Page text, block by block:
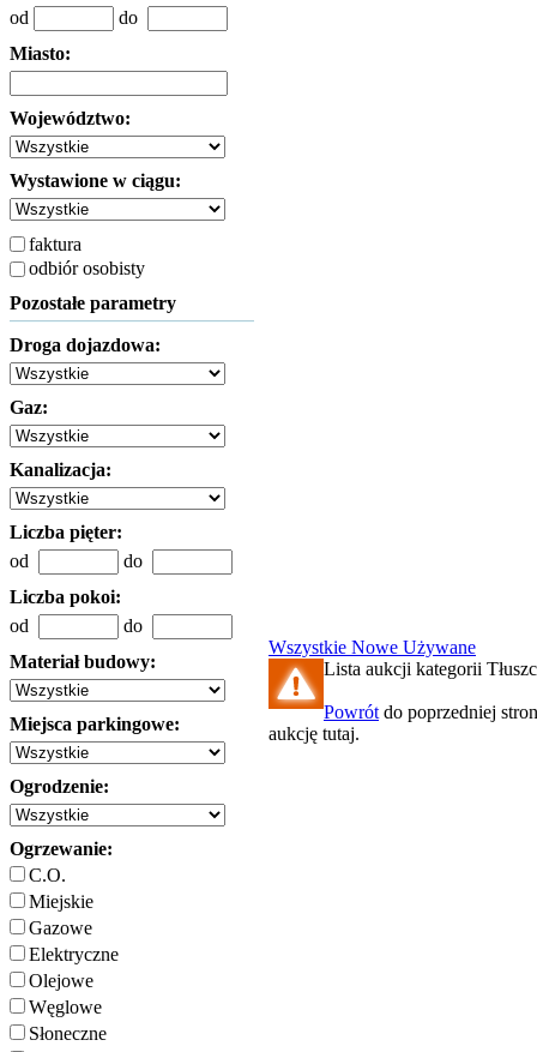
od
do
Miasto:
Województwo:
Wystawione w ciągu:
faktura
odbiór osobisty
Pozostałe parametry
Droga dojazdowa:
Gaz:
Kanalizacja:
Liczba pięter:
od
do
Liczba pokoi:
od
do
Materiał budowy:
Miejsca parkingowe:
Ogrodzenie:
Ogrzewanie:
C.O.
Miejskie
Gazowe
Elektryczne
Olejowe
Węglowe
Słoneczne
Wszystkie Nowe Używane
Lista aukcji kategorii
Powrót do poprzedniej
aukcję tutaj.